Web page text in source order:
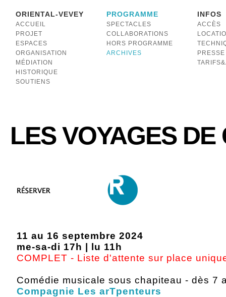
ORIENTAL-VEVEY
ACCUEIL
PROJET
ESPACES
ORGANISATION
MÉDIATION
HISTORIQUE
SOUTIENS
PROGRAMME
SPECTACLES
COLLABORATIONS
HORS PROGRAMME
ARCHIVES
INFOS
ACCÈS
PRESSE
LES VOYAGES DE
11 au 16 septembre 2024
me-sa-di 17h | lu 11h
COMPLET - Liste d'attente sur place
Comédie musicale sous chapiteau - dès 7
Compagnie Les arTpenteurs